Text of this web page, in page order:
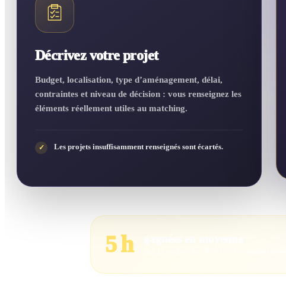
Décrivez votre projet
Budget, localisation, type d’aménagement, délai,
contraintes et niveau de décision : vous renseignez les
éléments réellement utiles au matching.
✓ Les projets insuffisamment renseignés sont écartés.
5 h